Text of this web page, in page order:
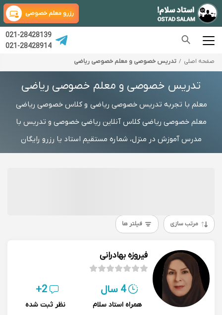
رزرو معلم خصوصی
021-28428139
021-28428914
صفحه اصلی تدریس خصوصی و معلم خصوصی ریاضی
تدریس خصوصی و معلم خصوصی ریاضی
معلم با تجربه تدریس خصوصی ریاضی و کلاس خصوصی ریاضی
معلم خصوصی ریاضی کلاس آنلاین ریاضی خصوصی و تدریس با
مدرس آموزش در منزل، شماره مستقیم استاد یا رزرو رایگان
مرتب سازی فیلتر ها
فیروزه بهادرانی
4 سال
همراه استاد سلام
2+
نظر ثبت شده